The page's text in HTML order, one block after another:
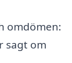
omdömen:
sagt om